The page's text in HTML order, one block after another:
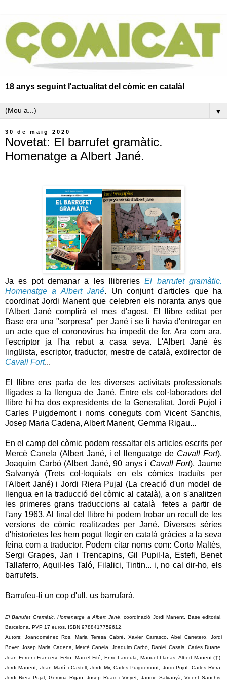
18 anys seguint l'actualitat del còmic en català!
▼
30 de maig 2020
Novetat: El barrufet gramàtic.
Homenatge a Albert Jané.
Ja es pot demanar a les llibreriesEl barrufet gramàtic.
Homenatge a AlbertJané. Un conjunt d'articles que ha
coordinat Jordi Manent que celebren els noranta anys que
l'AlbertJané complirà el mes d'agost. El llibre editat per
Base era una "sorpresa" per Janéi se li havia d'entregar en
un acte que el coronovirus ha impedit de fer. Ara com ara,
l'escriptor ja l'ha rebut a casa seva. L'Albert Jané és
lingüista, escriptor, traductor, mestre de català, exdirector de
Cavall Fort...
El llibre ens parla de les diverses activitats professionals
lligades a la llengua de Jané. Entre els col·laboradors del
llibre hi ha dos expresidents de la Generalitat, Jordi Pujol i
Carles Puigdemont i noms coneguts com Vicent Sanchis,
Josep Maria Cadena, Albert Manent, Gemma Rigau...
En el camp del còmic podem ressaltar els articles escrits per
Mercè Canela (Albert Jané, i el llenguatge de Cavall Fort),
Joaquim Carbó (Albert Jané, 90 anys i Cavall Fort), Jaume
Salvanyà (Trets col·loquials en els còmics traduïts per
l'Albert Jané) i Jordi Riera Pujal (La creació d'un model de
llengua en la traducció del còmic al català), a on s'analitzen
les primeres grans traduccions al català fetes a partir de
l'any 1963. Al final del llibre hi podem trobar un recull de les
versions de còmic realitzades per Jané. Diverses sèries
d'historietes les hem pogut llegir en català gràcies a la seva
feina com a traductor. Podem citar noms com: Corto Maltés,
Sergi Grapes, Jan i Trencapins, Gil Pupil·la, Estefi, Benet
Tallaferro, Aquil·les Taló, Filalici, Tintin... i, no cal dir-ho, els
barrufets.
Barrufeu-li un cop d'ull, us barrufarà.
El Barrufet Gramàtic. Homenatge a Albert Jané, coordinació Jordi Manent, Base editorial,
Barcelona, PVP 17 euros, ISBN 9788417759612.
Autors: Joandomènec Ros, Maria Teresa Cabré, Xavier Carrasco, Abel Carretero, Jordi
Bover, Josep Maria Cadena, Mercè Canela, Joaquim Carbó, Daniel Casals, Carles Duarte,
Joan Ferrer i Francesc Feliu, Marcel Fité, Enric Larreula, Manuel Llanas, Albert Manent (†),
Jordi Manent, Joan Martí i Castell, Jordi Mir, Carles Puigdemont, Jordi Pujol, Carles Riera,
Jordi Riera Pujal, Gemma Rigau, Josep Ruaix i Vinyet, Jaume Salvanyà, Vicent Sanchis,